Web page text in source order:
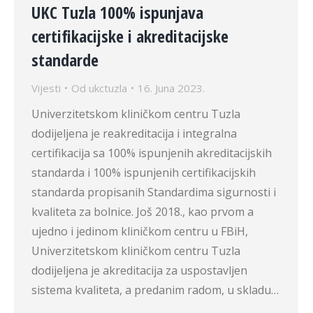
UKC Tuzla 100% ispunjava
certifikacijske i akreditacijske
standarde
Vijesti Od ukctuzla 16. Juna 2023.
Univerzitetskom kliničkom centru Tuzla
dodijeljena je reakreditacija i integralna
certifikacija sa 100% ispunjenih akreditacijskih
standarda i 100% ispunjenih certifikacijskih
standarda propisanih Standardima sigurnosti i
kvaliteta za bolnice. Još 2018., kao prvom a
ujedno i jedinom kliničkom centru u FBiH,
Univerzitetskom kliničkom centru Tuzla
dodijeljena je akreditacija za uspostavljen
sistema kvaliteta, a predanim radom, u skladu…